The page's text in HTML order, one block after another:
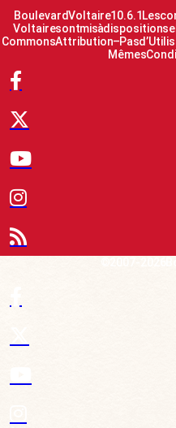
Boulevard Voltaire 10.6.1 Les
Voltaire sont mis à disposition
Commons Attribution – Pas
Mêmes